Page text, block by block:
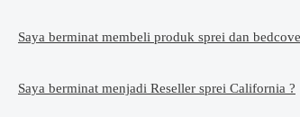
Saya berminat membeli produk sprei dan
Saya berminat menjadi Reseller sprei California ?